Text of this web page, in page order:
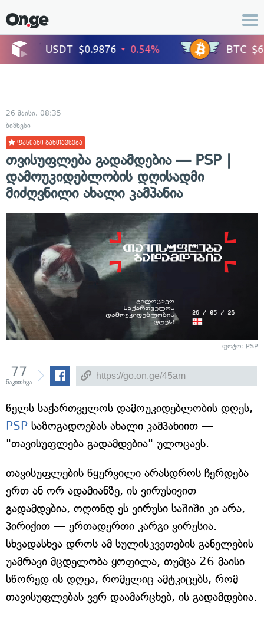
26 მაისი, 08:35
ბიზნესი
ფასიანი განთავსება
თვისუფლება გადამდებია — PSP |
დამოუკიდებლობის დღისადმი
მიძღვნილი ახალი კამპანია
ფოტო: PSP
77
წაკითხვა
წელს საქართველოს დამოუკიდებლობის დღეს,
PSP საზოგადოებას ახალი კამპანიით —
"თავისუფლება გადამდებია" ულოცავს.
თავისუფლების წყურვილი არასდროს ჩერდება
ერთ ან ორ ადამიანზე, ის ვირუსივით
გადამდებია, ოღონდ ეს ვირუსი საშიში კი არა,
პირიქით — ერთადერთი კარგი ვირუსია.
სხვადასხვა დროს ამ სულისკვეთების განელების
უამრავი მცდელობა ყოფილა, თუმცა 26 მაისი
სწორედ ის დღეა, რომელიც ამტკიცებს, რომ
თავისუფლებას ვერ დაამარცხებ, ის გადამდებია.